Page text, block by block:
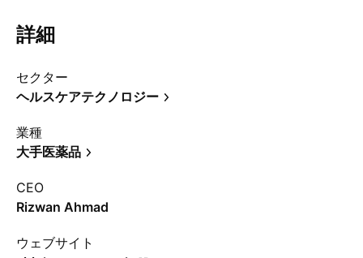
詳細
セクター
ヘルスケアテクノロジー
業種
大手医薬品
CEO
Rizwan Ahmad
ウェブサイト